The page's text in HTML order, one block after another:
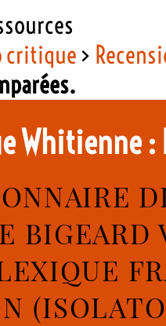
critique>
Whitienne